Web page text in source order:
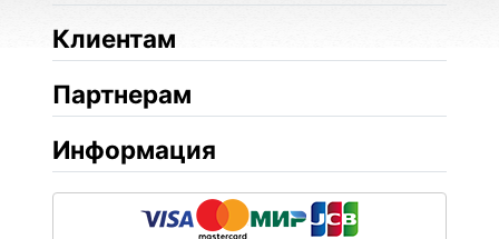
Клиентам
Партнерам
Информация